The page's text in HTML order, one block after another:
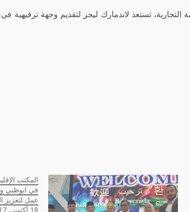
التجارية، تستعد لاندمارك ليجر لتقديم وجهة ترفيهية
المكتب
في ابوظبي
عمل لتعزيز
18 أكتوبر، 2017